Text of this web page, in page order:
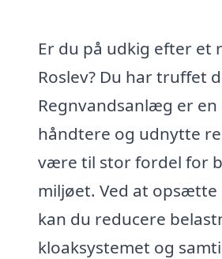
Er du på udkig efter et
Roslev? Du har truffet
Regnvandsanlæg er
håndtere og udnytte
være til stor fordel for
miljøet. Ved at
kan du reducere
kloaksystemet og